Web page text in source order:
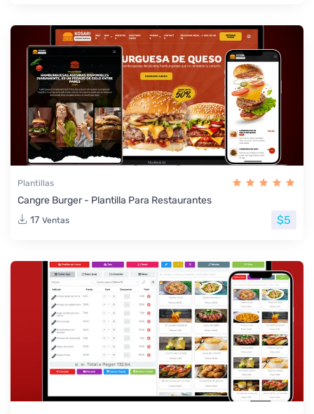
Plantillas
Cangre Burger - Plantilla Para Restaurantes
17 Ventas $5